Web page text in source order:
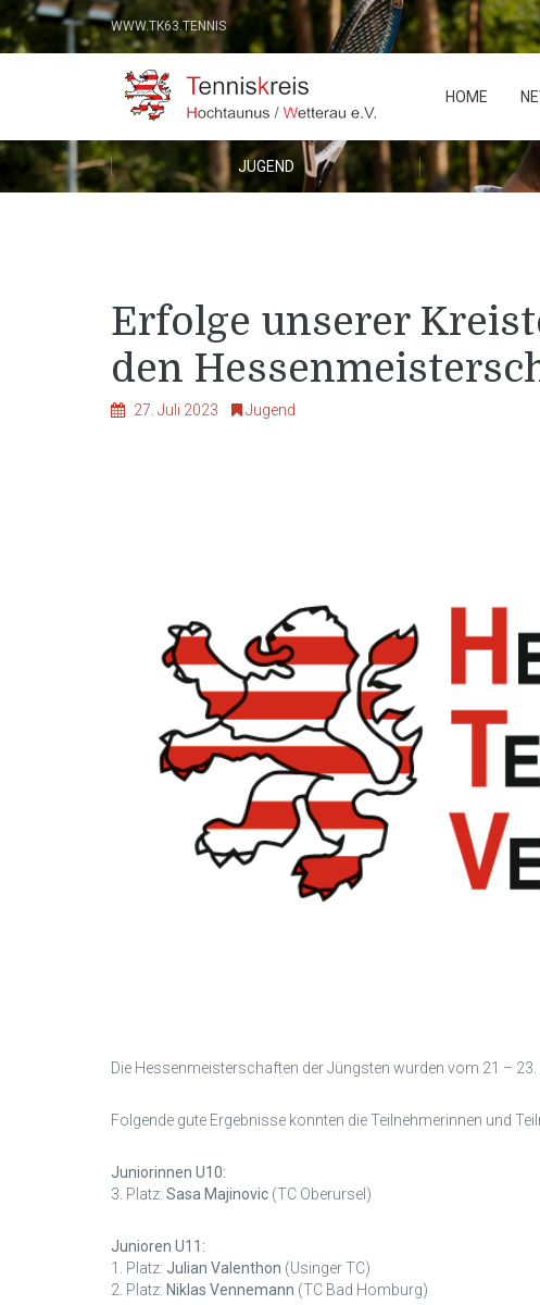
WWW.TK63.TENNIS
HOME
JUGEND
Erfolge unserer
den
27. Juli 2023 Jugend
Die Hessenmeisterschaften der Jüngsten wurden vom 21 –
Folgende gute Ergebnisse konnten die Teilnehmerinnen und
Juniorinnen U10:
3. Platz: Sasa Majinovic (TC Oberursel)
Junioren U11:
1. Platz: Julian Valenthon (Usinger TC)
2. Platz: Niklas Vennemann (TC Bad Homburg)